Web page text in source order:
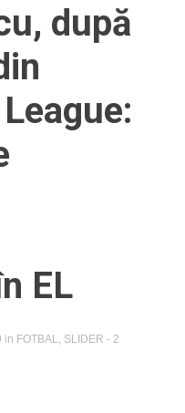
după
EL
in FOTBAL SLIDER - 2